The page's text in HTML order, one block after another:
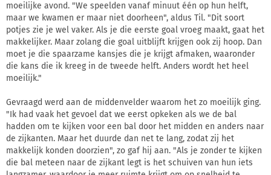
moeilijke avond. "We speelden vanaf minuut één op hun helft,
maar we kwamen er maar niet doorheen", aldus Til. "Dit soort
potjes zie je wel vaker. Als je die eerste goal vroeg maakt, gaat het
makkelijker. Maar zolang die goal uitblijft krijgen ook zij hoop. Dan
moet je die spaarzame kansjes die je krijgt afmaken, waaronder
die kans die ik kreeg in de tweede helft. Anders wordt het heel
moeilijk."
Gevraagd werd aan de middenvelder waarom het zo moeilijk ging.
"Ik had vaak het gevoel dat we eerst opkeken als we de bal
hadden om te kijken voor een bal door het midden en anders naar
de zijkanten. Maar het duurde dan net te lang, zodat zij het
makkelijk konden doorzien", zo gaf hij aan. "Als je zonder te kijken
die bal meteen naar de zijkant legt is het schuiven van hun iets